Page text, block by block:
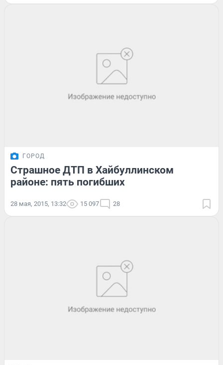
ГОРОД
Страшное ДТП в Хайбуллинском
районе: пять погибших
28 мая, 2015, 13:32 15 097 28